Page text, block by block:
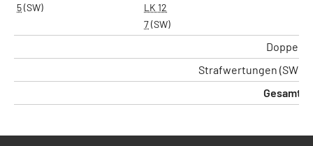
5(SW)
LK 12
7(SW)
Doppel
Strafwertungen (SW)
Gesamt